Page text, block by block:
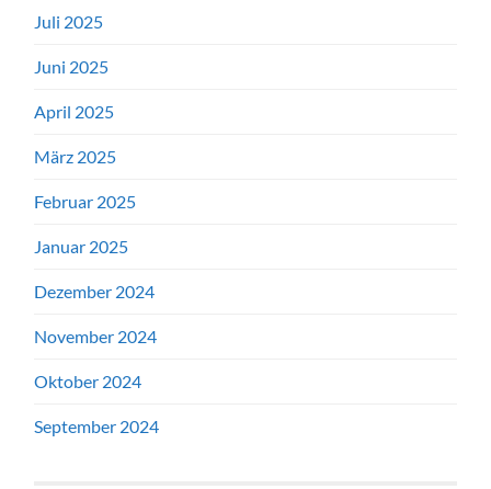
Juli 2025
Juni 2025
April 2025
März 2025
Februar 2025
Januar 2025
Dezember 2024
November 2024
Oktober 2024
September 2024